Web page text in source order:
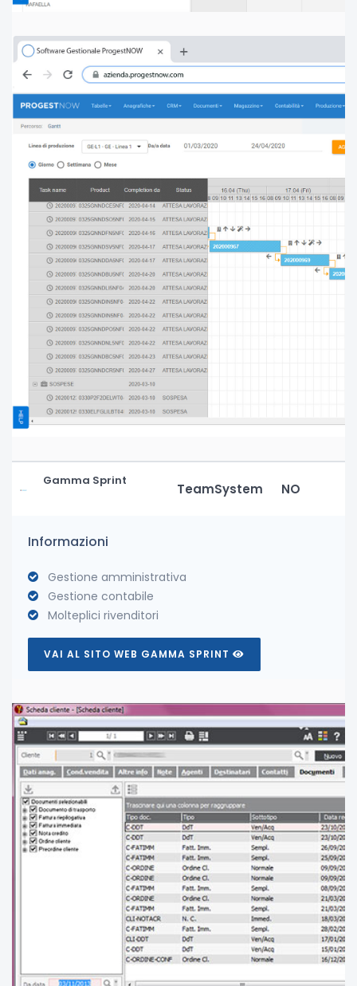
Gamma Sprint
TeamSystem NO
Informazioni
Gestione amministrativa
Gestione contabile
Molteplici rivenditori
VAI AL SITO WEB GAMMA SPRINT